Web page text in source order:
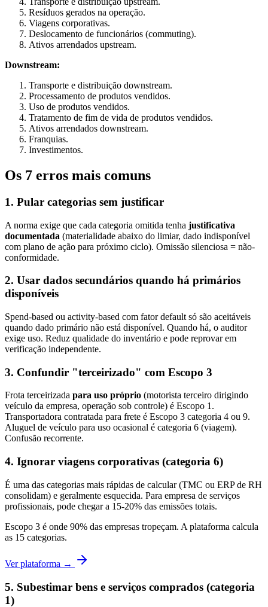
Resíduos gerados na operação.
Viagens corporativas.
Deslocamento de funcionários (commuting).
Ativos arrendados upstream.
Downstream:
Transporte e distribuição downstream.
Processamento de produtos vendidos.
Uso de produtos vendidos.
Tratamento de fim de vida de produtos vendidos.
Ativos arrendados downstream.
Franquias.
Investimentos.
Os 7 erros mais comuns
1. Pular categorias sem justificar
A norma exige que cada categoria omitida tenha justificativa
documentada (materialidade abaixo do limiar, dado indisponível
com plano de ação para próximo ciclo). Omissão silenciosa = não-
conformidade.
2. Usar dados secundários quando há primários
disponíveis
Spend-based ou activity-based com fator default só são aceitáveis
quando dado primário não está disponível. Quando há, o auditor
exige uso. Reduz qualidade do inventário e pode reprovar em
verificação independente.
3. Confundir "terceirizado" com Escopo 3
Frota terceirizada para uso próprio (motorista terceiro dirigindo
veículo da empresa, operação sob controle) é Escopo 1.
Transportadora contratada para frete é Escopo 3 categoria 4 ou 9.
Aluguel de veículo para uso ocasional é categoria 6 (viagem).
Confusão recorrente.
4. Ignorar viagens corporativas (categoria 6)
É uma das categorias mais rápidas de calcular (TMC ou ERP de RH
consolidam) e geralmente esquecida. Para empresa de serviços
profissionais, pode chegar a 15-20% das emissões totais.
Escopo 3 é onde 90% das empresas tropeçam. A plataforma calcula
as 15 categorias.
Ver plataforma →
5. Subestimar bens e serviços comprados (categoria
1)